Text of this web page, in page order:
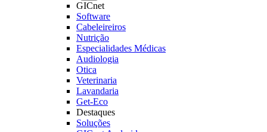
GICnet
Software
Cabeleireiros
Nutrição
Especialidades Médicas
Audiologia
Otica
Veterinaria
Lavandaria
Get-Eco
Destaques
Soluções